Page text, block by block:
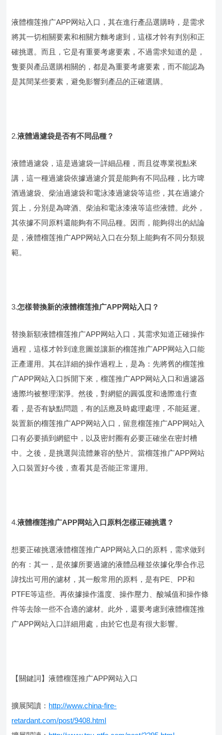
液體榴莲推广APP网站入口，其在進行產品選購時，是需求
將其一切相關要素和相關方麵考慮到，這樣才幹有判別和正
確挑選。而且，它是有重要考慮要素，不過需求知道的是，
隻要與產品選購相關的，都是為重要考慮要素，而不能認為
是其間某些要素，避免影響到產品的正確選購。
2.液體過濾袋是否有不同品種？
液體過濾袋 ，這是過濾袋一詳細品種，而且從專業視點來
講，這一種過濾袋依據過濾介質是能夠有不同品種，比方啤
酒過濾袋 、柴油過濾袋和電泳漆過濾袋等這些，其在過濾介
質上，分別是為啤酒、柴油和電泳漆液等這些液體。此外，
其依據不同原料還能夠有不同品種。因而，能夠得出的結論
是，液體榴莲推广APP网站入口在分類上能夠有不同分類規
範。
3.怎樣替換新的液體榴莲推广APP网站入口？
替換新額液體榴莲推广APP网站入口，其需求知道正確操作
過程，這樣才幹到達意圖並讓新的榴莲推广APP网站入口能
正產運用。其在詳細的操作過程上，是為：先將舊的榴莲推
广APP网站入口拆開下來，榴莲推广APP网站入口和過濾器
邊際均被整理潔淨。然後，對網籃的圓弧度和邊際進行查
看，是否有缺點問題，有的話應及時處理處理，不能延遲。
裝置新的榴莲推广APP网站入口，留意榴莲推广APP网站入
口有必要插到網籃中，以及密封圈有必要正確坐在密封槽
中。之後，是挑選與流體兼容的墊片。當榴莲推广APP网站
入口裝置好今後，查看其是否能正常運用。
4.液體榴莲推广APP网站入口原料怎樣正確挑選？
想要正確挑選液體榴莲推广APP网站入口的原料，需求做到
的有：其一，是依據所要過濾的液體品種並依據化學合作忌
諱找出可用的濾材，其一般常用的原料，是有PE PP和
PTFE等這些。再依據操作溫度、操作壓力、酸堿值和操作條
件等去除一些不合適的濾材。此外，還要考慮到液體榴莲推
广APP网站入口詳細用處，由於它也是有很大影響。
【關鍵詞】液體榴莲推广APP网站入口
擴展閱讀： http://www.china-fire-
retardant.com/post/9408.html